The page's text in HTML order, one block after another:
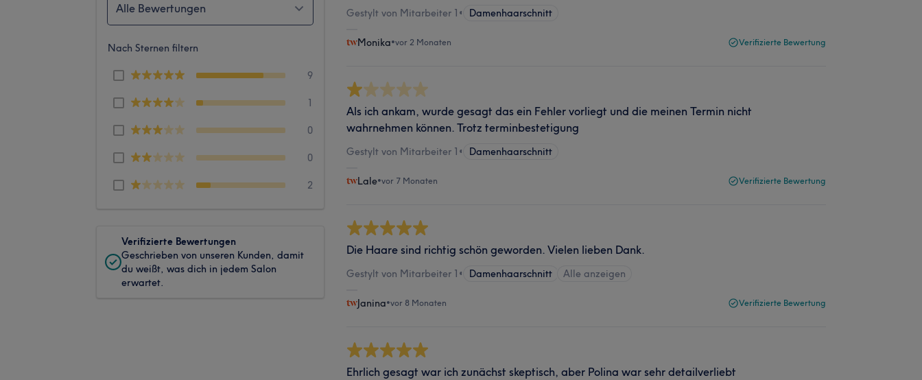
Alle Bewertungen
Nach Sternen filtern
9
1
0
0
2
Verifizierte Bewertungen
Geschrieben von unseren Kunden, damit
du weißt, was dich in jedem Salon
erwartet.
Gestylt von Mitarbeiter 1 • Damenhaarschnitt
Monika•vor 2 Monaten Verifizierte Bewertung
Als ich ankam, wurde gesagt das ein Fehler vorliegt und die meinen Termin nicht
wahrnehmen können. Trotz terminbestetigung
Gestylt von Mitarbeiter 1 • Damenhaarschnitt
Lale•vor 7 Monaten Verifizierte Bewertung
Die Haare sind richtig schön geworden. Vielen lieben Dank.
Gestylt von Mitarbeiter 1 • Damenhaarschnitt Alle anzeigen
Janina•vor 8 Monaten Verifizierte Bewertung
Ehrlich gesagt war ich zunächst skeptisch, aber Polina war sehr detailverliebt